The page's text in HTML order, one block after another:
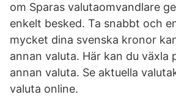
om Sparas valutaomvandlare
enkelt besked. Ta snabbt och
mycket dina svenska kronor
annan valuta. Här kan du växla
annan valuta. Se aktuella
valuta online.